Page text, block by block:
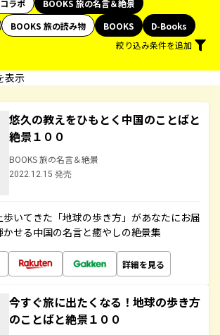
ラボ
BOOKS 旅の名言＆絶景
BOOKS 旅の読み物 BOOKS
D-Books
絞り込み条件を追加
表示
悠久の教えをひもとく中国のことばと
絶景１００
BOOKS 旅の名言＆絶景
2022.12.15 発売
いてきた「地球の歩き方」があなたにお届
かせる中国の名言と癒やしの絶景集
詳細を見る
今すぐ旅に出たくなる！地球の歩き方
のことばと絶景１００